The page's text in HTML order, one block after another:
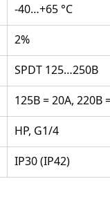
-40…+65 °C
2%
SPDT 125…250В
125В = 20A, 220В
НР, G1/4
IP30 (IP42)